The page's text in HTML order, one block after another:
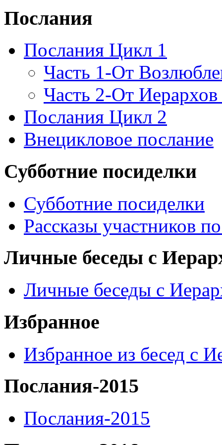
Послания
Послания Цикл 1
Часть 1-От
Часть 2-От
Послания Цикл 2
Внецикловое послание
Субботние посиделки
Субботние посиделки
Рассказы участников
Личные беседы с
Личные беседы с
Избранное
Избранное из бесед с
Послания-2015
Послания-2015